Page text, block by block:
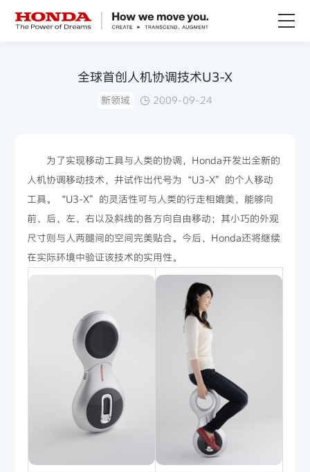
赛事运动
全球首创人机协调技术U3-X
新领域 2009-09-24
为了实现移动工具与人类的协调，Honda开发出全新的
人机协调移动技术，并试作出代号为“U3-X”的个人移动
工具。“U3-X”的灵活性可与人类的行走相媲美，能够向
前、后、左、右以及斜线的各方向自由移动；其小巧的外观
尺寸则与人两腿间的空间完美贴合。今后，Honda还将继续
在实际环境中验证该技术的实用性。